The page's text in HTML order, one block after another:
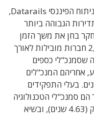
מחקר שערכה פלטפורמת התכנון והניתוח הפיננסי Datarails,
הגבוהה ביותר
בחן את משך הזמן
שבכירים החזיקו בתפקידיהם ב-2,056 חברות מובילות לאורך
שסמנכ"לי כספים
שנים בממוצע, אחריהם המנכ"לים
בממוצע אחת ל-3.89 שנים. בעלי התפקידים
סמנכ"לי הטכנולוגיה
(4.64 שנים), אחריהם סמנכ"לי השיווק (4.63 שנים), ובשיא